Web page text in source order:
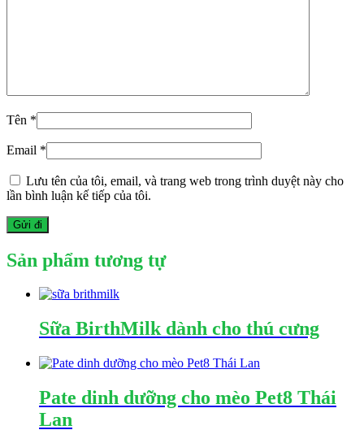
Tên *
Email *
Lưu tên của tôi, email, và trang web trong trình duyệt này cho
lần bình luận kế tiếp của tôi.
Sản phẩm tương tự
Sữa BirthMilk dành cho thú cưng
Pate dinh dưỡng cho mèo Pet8 Thái
Lan